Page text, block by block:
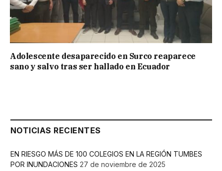
Adolescente desaparecido en Surco reaparece
sano y salvo tras ser hallado en Ecuador
NOTICIAS RECIENTES
EN RIESGO MÁS DE 100 COLEGIOS EN LA REGIÓN TUMBES
POR INUNDACIONES 27 de noviembre de 2025